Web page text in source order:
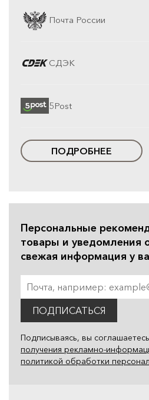
Почта России
СДЭК
5Post
ПОДРОБНЕЕ
Персональные
товары и уведомления
свежая информация у
ПОДПИСАТЬСЯ
Подписываясь, вы
получения рекламно-
политикой обработки